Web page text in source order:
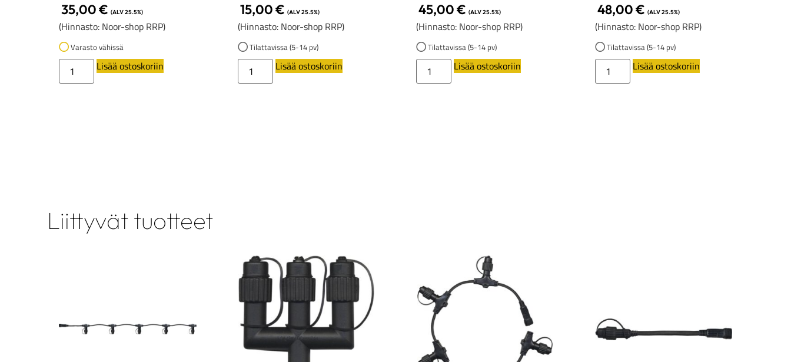
35,00€ (ALV 25.5%)
(Hinnasto: Noor-shop RRP)
Varasto vähissä
Lisää ostoskoriin
15,00€ (ALV 25.5%)
(Hinnasto: Noor-shop RRP)
Tilattavissa (5-14 pv)
Lisää ostoskoriin
45,00€ (ALV 25.5%)
(Hinnasto: Noor-shop RRP)
Tilattavissa (5-14 pv)
Lisää ostoskoriin
48,00€ (ALV 25.5%)
(Hinnasto: Noor-shop RRP)
Tilattavissa (5-14 pv)
Lisää ostoskoriin
Liittyvät tuotteet